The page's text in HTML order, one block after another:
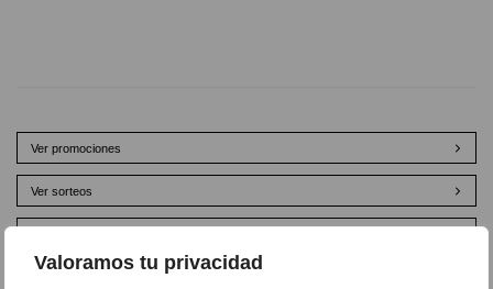
Valoramos tu privacidad
Ver promociones
Ver sorteos